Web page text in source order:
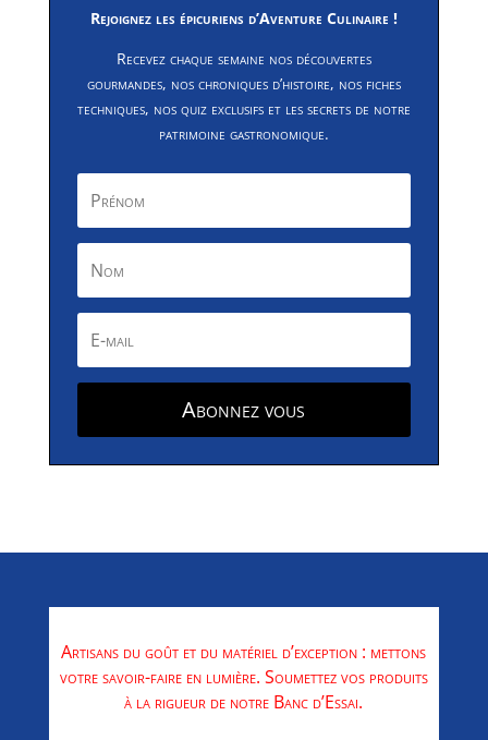
Rejoignez les épicuriens d’Aventure Culinaire !
Recevez chaque semaine nos découvertes
gourmandes, nos chroniques d’histoire, nos fiches
techniques, nos quiz exclusifs et les secrets de notre
patrimoine gastronomique.
Abonnez vous
Artisans du goût et du matériel d’exception : mettons
votre savoir-faire en lumière. Soumettez vos produits
à la rigueur de notre Banc d’Essai.